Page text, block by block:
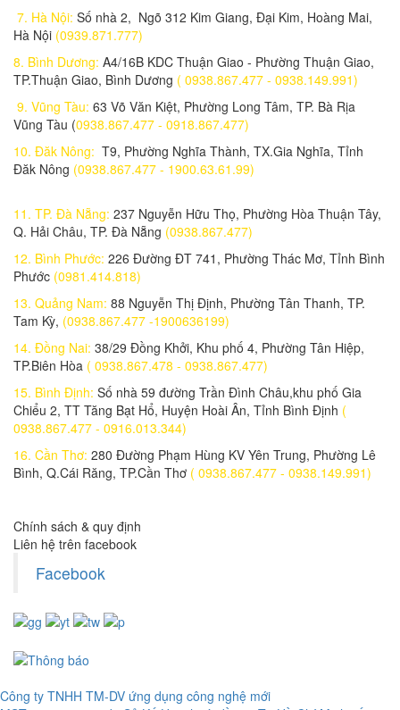
Laptop Dell Latitude E7270 - Intel Core i7- 6600U.( TH6)-4G-
SSD128G- 12.5'
Laptop Dell Latitude E7270 - Intel Core i5 - 6200U.( TH6)- 4G-
7.900.000 đ7,400,000 đ
Laptop Dell Latitude E7250 - Intel Core i7 - 5300 U.( TH5)- 4G-
SSD128G- 12.5'
8.100.000 đ6,900,000 đ
Laptop Dell Latitude E5270 - Intel Core i5 - 6300 U.( TH6)- 4G-
SSD128G- 12.5'
7.900.000 đ7,200,000 đ
SSD128G- 16.5
7.950.000 đ5,400,000 đ
Laptop Dell Latitude E5430 - Intel Core i5 - 2520M .( TH2)(đồ họa ) -
4G- SSD120G- 14'
5.900.000 đ 4,500,000 đ
7. Hà Nội: Số nhà 2, Ngõ 312 Kim Giang, Đại Kim, Hoàng Mai,
Hà Nội (0939.871.777)
8. Bình Dương: A4/16B KDC Thuận Giao - Phường Thuận Giao,
TP.Thuận Giao, Bình Dương ( 0938.867.477 - 0938.149.991)
9. Vũng Tàu: 63 Võ Văn Kiệt, Phường Long Tâm, TP. Bà Rịa
Vũng Tàu (0938.867.477 - 0918.867.477)
10. Đăk Nông: T9, Phường Nghĩa Thành, TX.Gia Nghĩa, Tỉnh
Đăk Nông (0938.867.477 - 1900.63.61.99)
11. TP. Đà Nẵng: 237 Nguyễn Hữu Thọ, Phường Hòa Thuận Tây,
Q. Hải Châu, TP. Đà Nẵng (0938.867.477)
12. Bình Phước: 226 Đường ĐT 741, Phường Thác Mơ, Tỉnh Bình
Phước (0981.414.818)
13. Quảng Nam: 88 Nguyễn Thị Định, Phường Tân Thanh, TP.
Tam Kỳ, (0938.867.477 -1900636199)
14. Đồng Nai: 38/29 Đồng Khởi, Khu phố 4, Phường Tân Hiệp,
TP.Biên Hòa ( 0938.867.478 - 0938.867.477)
15. Bình Định: Số nhà 59 đường Trần Đình Châu,khu phố Gia
Chiểu 2, TT Tăng Bạt Hổ, Huyện Hoài Ân, Tỉnh Bình Định (
0938.867.477 - 0916.013.344)
16. Cần Thơ: 280 Đường Phạm Hùng KV Yên Trung, Phường Lê
Bình, Q.Cái Răng, TP.Cần Thơ ( 0938.867.477 - 0938.149.991)
Chính sách & quy định
Liên hệ trên facebook
Facebook
Công ty TNHH TM-DV ứng dụng công nghệ mới